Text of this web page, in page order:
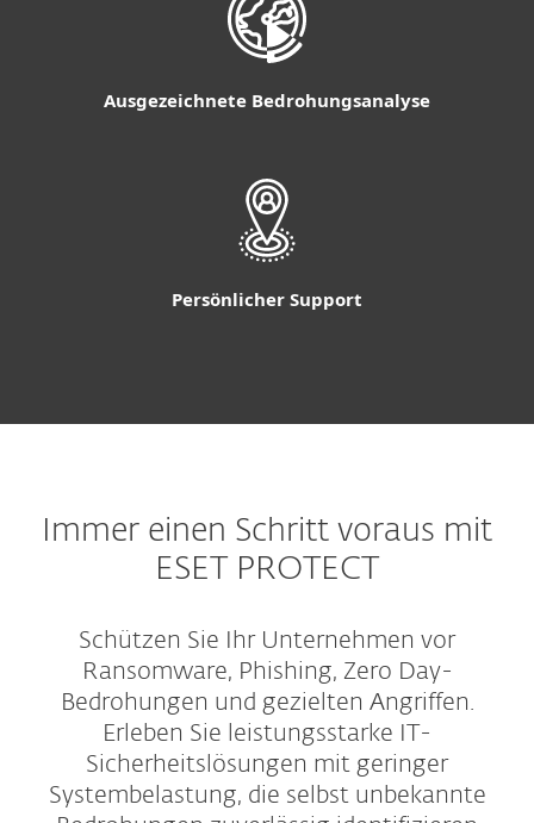
Ausgezeichnete Bedrohungsanalyse
Persönlicher Support
Immer einen Schritt voraus mit
ESET PROTECT
Schützen Sie Ihr Unternehmen vor
Ransomware, Phishing, Zero Day-
Bedrohungen und gezielten Angriffen.
Erleben Sie leistungsstarke IT-
Sicherheitslösungen mit geringer
Systembelastung, die selbst unbekannte